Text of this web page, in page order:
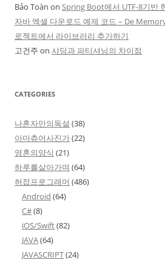
Bảo Toàn on Spring Boot에서 UTF-8기반
자바 엑셀 다운로드 예제 코드 – De
로젝트에서 라이브러리 추가하기
고건주 on 샤딩과 파티셔닝의 차이점
CATEGORIES
나혼자만의독설 (38)
아마츄어사진가(22)
영혼의양식 (21)
하루를살아가며 (64)
허접프로그래머 (486)
Android (64)
C#(8)
iOS/Swift(82)
JAVA(64)
JAVASCRIPT(24)